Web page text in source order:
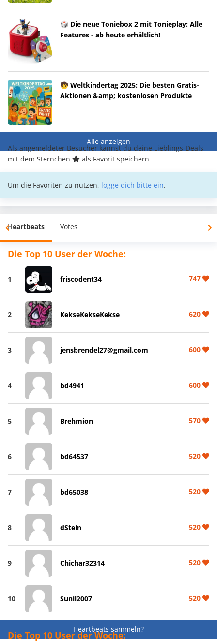
🎲 Die neue Toniebox 2 mit Tonieplay: Alle
Features - ab heute erhältlich!
🧒 Weltkindertag 2025: Die besten Gratis-
Aktionen &amp; kostenlosen Produkte
Alle anzeigen
Als angemeldeter Besucher kannst du deine Lieblings-Deals
mit dem Sternchen
als Favorit speichern.
Um die Favoriten zu nutzen, logge dich bitte ein.
Heartbeats Votes
Die Top 10 User der Woche:
1 friscodent34 747
2 KekseKekseKekse 620
3 jensbrendel27@gmail.com 600
4 bd4941 600
5 Brehmion 570
6 bd64537 520
7 bd65038 520
8 dStein 520
9 Chichar32314 520
10 Sunil2007 520
Heartbeats sammeln?
Die Top 10 User der Woche: